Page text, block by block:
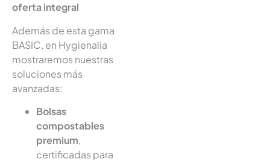
oferta integral
Además de esta gama
BASIC, en Hygienalia
mostraremos nuestras
soluciones más
avanzadas:
Bolsas
compostables
premium,
certificadas para